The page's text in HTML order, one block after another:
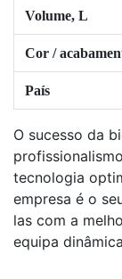
Volume, L
Cor /
País
O sucesso da
tecnologia
empresa é o
las com a
equipa